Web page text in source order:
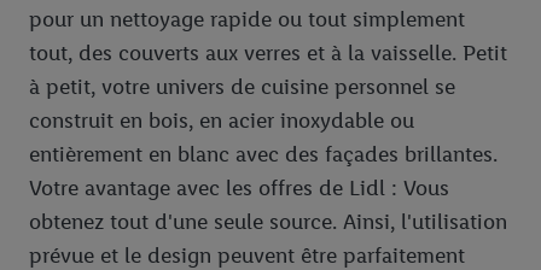
pour un nettoyage rapide ou tout simplement
tout, des couverts aux verres et à la vaisselle. Petit
à petit, votre univers de cuisine personnel se
construit en bois, en acier inoxydable ou
entièrement en blanc avec des façades brillantes.
Votre avantage avec les offres de Lidl : Vous
obtenez tout d'une seule source. Ainsi, l'utilisation
prévue et le design peuvent être parfaitement